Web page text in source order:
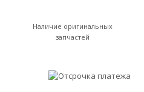
Наличие оригинальных
запчастей